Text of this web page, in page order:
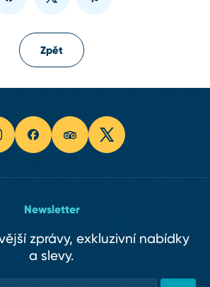
Zpět
Newsletter
zprávy, exkluzivní nabídky
a slevy.